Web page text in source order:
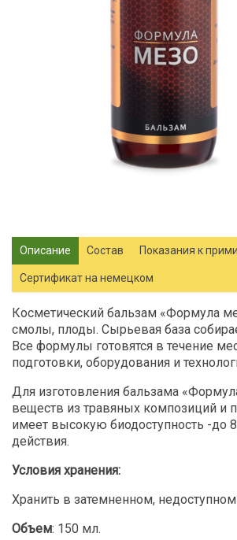
Описание Состав Показания к
Сертификат на немецком
Косметический бальзам «Формула
смолы, плоды. Сырьевая база
Все формулы готовятся в течение
подготовки, оборудования и
Для изготовления бальзама
веществ из травяных композиций и
имеет высокую биодоступность -до
действия.
Условия хранения:
Хранить в затемненном,
Объем: 150 мл.